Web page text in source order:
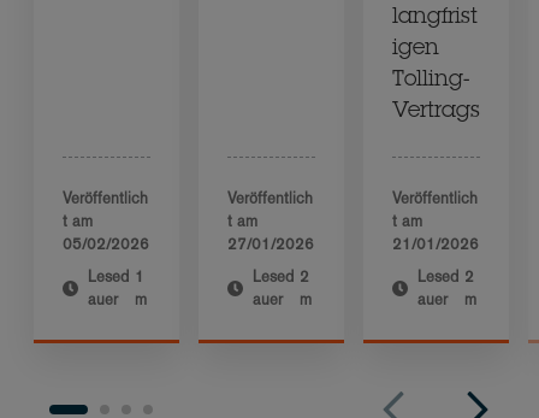
Veröffentlich
t am
05/02/2026
Lesed
auer
1
m
Veröffentlich
t am
27/01/2026
Lesed
auer
2
m
langfrist
igen
Tolling-
Vertrags
Veröffentlich
t am
21/01/2026
Lesed
auer
2
m